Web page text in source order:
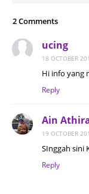
2 Comments
ucing
18 OCTOBER
Hi info yang
Reply
Ain
19 OCTOBER
SInggah sini
Reply